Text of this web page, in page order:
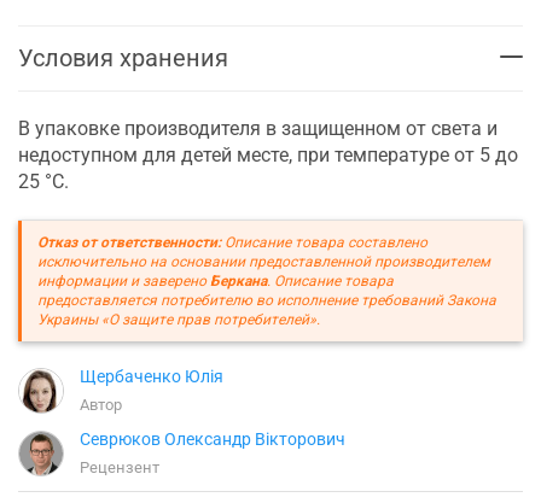
Условия хранения
В упаковке производителя в защищенном от света и
недоступном для детей месте, при температуре от 5 до
25 °С.
Отказ от ответственности:Описание товара составлено
исключительно на основании предоставленной производителем
информации и заверено Беркана. Описание товара
предоставляется потребителю во исполнение требований Закона
Украины «О защите прав потребителей».
Щербаченко Юлія
Автор
Севрюков Олександр Вікторович
Рецензент